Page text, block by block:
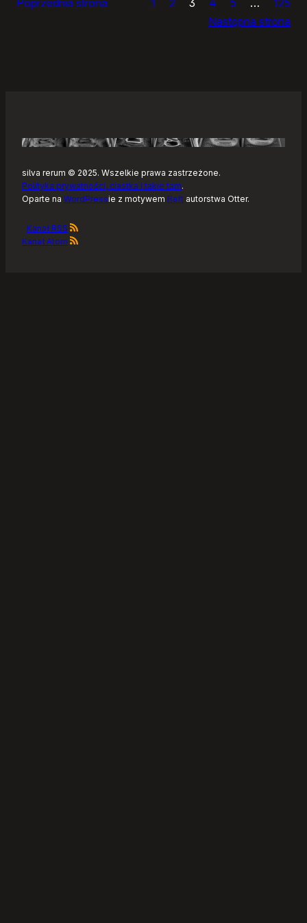
Następna strona
silva rerum © 2025. Wszelkie prawa zastrzeżone.
Polityka prywatności, ciastka i takie tam.
Oparte na WordPressie z motywem Raft autorstwa Otter.
Kanał RSS
Kanał Atom